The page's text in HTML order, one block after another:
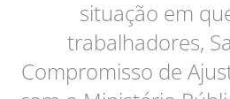
situação em
trabalhadores,
Compromisso de